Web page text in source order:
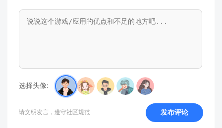
选择头像:
请文明发言，遵守社区规范 发布评论